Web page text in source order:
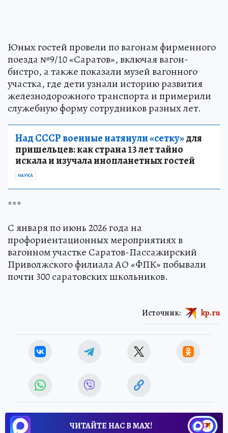
Юных гостей провели по вагонам фирменного
поезда №9/10 «Саратов», включая вагон-
бистро, а также показали музей вагонного
участка, где дети узнали историю развития
железнодорожного транспорта и примерили
служебную форму сотрудников разных лет.
Над СССР военные натянули «сетку»для
пришельцев: как страна 13 лет тайно
искала и изучала инопланетных гостей
НАУКА
***
С января по июнь 2026 года на
профориентационных мероприятиях в
вагонном участке Саратов-Пассажирский
Приволжского филиала АО «ФПК» побывали
почти 300 саратовских школьников.
Источник: kp.ru
ЧИТАЙТЕ НАС В МАХ!